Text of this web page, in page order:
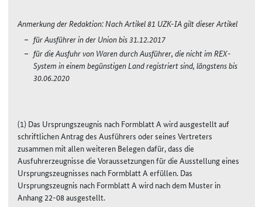
Anmerkung der Redaktion: Nach Artikel 81 UZK-IA gilt dieser Artikel
für Ausführer in der Union bis 31.12.2017
für die Ausfuhr von Waren durch Ausführer, die nicht im REX-
System in einem begünstigen Land registriert sind, längstens bis
30.06.2020
(1) Das Ursprungszeugnis nach Formblatt A wird ausgestellt auf
schriftlichen Antrag des Ausführers oder seines Vertreters
zusammen mit allen weiteren Belegen dafür, dass die
Ausfuhrerzeugnisse die Voraussetzungen für die Ausstellung eines
Ursprungszeugnisses nach Formblatt A erfüllen. Das
Ursprungszeugnis nach Formblatt A wird nach dem Muster in
Anhang 22-08 ausgestellt.